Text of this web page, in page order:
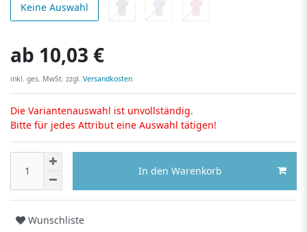
Keine Auswahl
ab 10,03 €
inkl. ges. MwSt. zzgl. Versandkosten
Die Variantenauswahl ist unvollständig.
Bitte für jedes Attribut eine Auswahl tätigen!
In den Warenkorb
Wunschliste